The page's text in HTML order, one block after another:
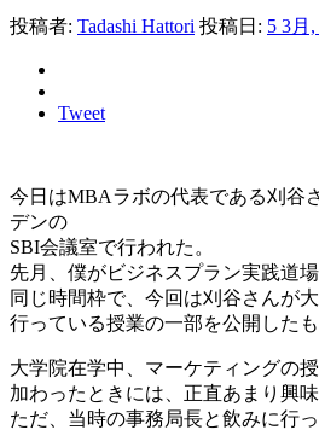
投稿者: Tadashi Hattori 投稿日: 5 3月,
Tweet
今日はMBAラボの代表である刈谷
デンの
SBI会議室で行われた。
先月、僕がビジネスプラン実践道
同じ時間枠で、今回は刈谷さんが
行っている授業の一部を公開したも
大学院在学中、マーケティングの
加わったときには、正直あまり興
ただ、当時の事務局長と飲みに行